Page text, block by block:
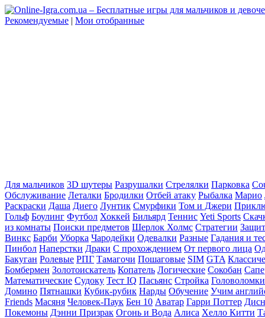
Рекомендуемые | Мои отобранные
Для мальчиков 3D шутеры Разрушалки Стрелялки Парковка
Обслуживание Леталки Бродилки Отбей атаку Рыбалка Марио
Раскраски Даша Диего Лунтик Смурфики Том и Джери
Гольф Боулинг Футбол Хоккей Бильярд Теннис Yeti Sports
из комнаты Поиски предметов Шерлок Холмс Стратегии
Винкс Барби Уборка Чародейки Одевалки Разные Гадания и
Пинбол Наперстки Драки С прохождением От первого лица
Бакуган Ролевые РПГ Тамагочи Пошаговые SIM GTA
Бомбермен Золотоискатель Копатель Логические Сокобан
Математические Судоку Тест IQ Пасьянс Стройка Головоломки
Домино Пятнашки Кубик-рубик Нарды Обучение Учим
Friends Масяня Человек-Паук Бен 10 Аватар Гарри Поттер
Покемоны Дэнни Призрак Огонь и Вода Алиса Хелло Китти